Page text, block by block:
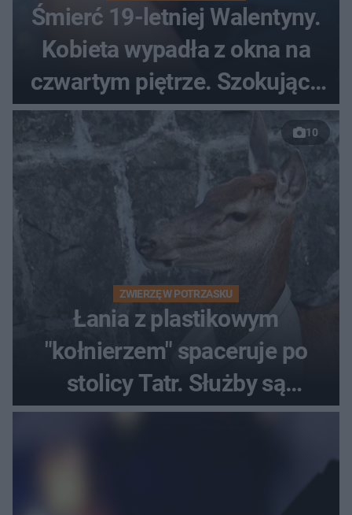
Śmierć 19-letniej Walentyny.
Kobieta wypadła z okna na
czwartym piętrze. Szokujące
nagranie trafiło do sieci
10
ZWIERZĘ W POTRZASKU
Łania z plastikowym
"kołnierzem" spaceruje po
stolicy Tatr. Służby są
bezradne